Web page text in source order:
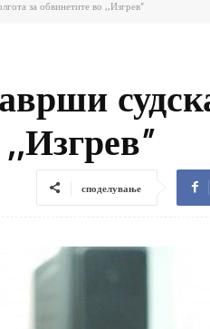
за обвинетите во ,,Изгрев”
споделување